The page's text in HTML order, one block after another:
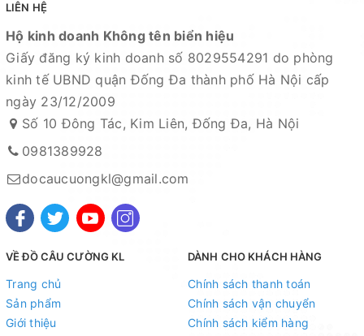
LIÊN HỆ
Hộ kinh doanh Không tên biển hiệu
Giấy đăng ký kinh doanh số 8029554291 do phòng
kinh tế UBND quận Đống Đa thành phố Hà Nội cấp
ngày 23/12/2009
Số 10 Đông Tác, Kim Liên, Đống Đa, Hà Nội
0981389928
docaucuongkl@gmail.com
VỀ ĐỒ CÂU CƯỜNG KL
Trang chủ
Sản phẩm
Giới thiệu
DÀNH CHO KHÁCH HÀNG
Chính sách thanh toán
Chính sách vận chuyển
Chính sách kiểm hàng